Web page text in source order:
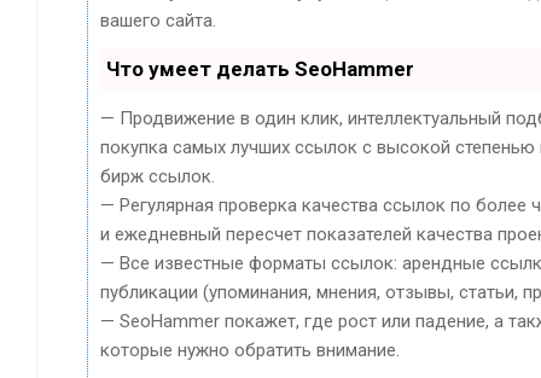
вашего сайта.
Что умеет делать SeoHammer
— Продвижение в один клик, интеллектуальный
покупка самых лучших ссылок с высокой степенью
бирж ссылок.
— Регулярная проверка качества ссылок по более
и ежедневный пересчет показателей качества
— Все известные форматы ссылок: арендные
публикации (упоминания, мнения, отзывы, статьи,
— SeoHammer покажет, где рост или падение, а
которые нужно обратить внимание.